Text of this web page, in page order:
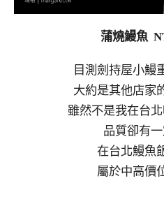
蒲燒鰻魚
目測劍持屋小鰻
大約是其他店家
雖然不是我在台
品質卻有
在台北鰻魚
屬於中高價